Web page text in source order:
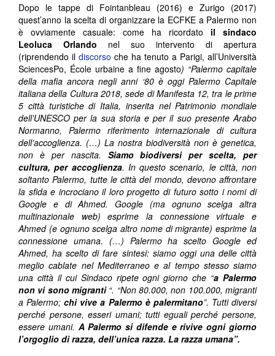
Dopo le tappe di Fointanbleau (2016) e Zurigo (2017)
quest’anno la scelta di organizzare la ECFKE a Palermo non
è ovviamente casuale: come ha ricordato il sindaco
Leoluca Orlando nel suo intervento di apertura
(riprendendo il discorso che ha tenuto a Parigi, all’Università
SciencesPo, École urbaine a fine agosto) “Palermo capitale
della mafia ancora negli anni ‘80 è oggi Palermo Capitale
italiana della Cultura 2018, sede di Manifesta 12, tra le prime
5 città turistiche di Italia, inserita nel Patrimonio mondiale
dell’UNESCO per la sua storia e per il suo presente Arabo
Normanno, Palermo riferimento internazionale di cultura
dell’accoglienza. (…) La nostra biodiversità non è genetica,
non è per nascita. Siamo biodiversi per scelta, per
cultura, per accoglienza. In questo scenario, le città, non
soltanto Palermo, tutte le città del mondo, devono affrontare
la sfida e incrociano il loro progetto di futuro sotto i nomi di
Google e di Ahmed. Google (ma ognuno scelga altra
multinazionale web) esprime la connessione virtuale e
Ahmed (e ognuno scelga altro nome di migrante) esprime la
connessione umana. (…) Palermo ha scelto Google ed
Ahmed, ha scelto di fare sintesi: siamo oggi una delle città
meglio cablate nel Mediterraneo e al tempo stesso siamo
una città il cui Sindaco ripete ogni giorno che “a Palermo
non vi sono migranti“. “Non 80.000, non 100.000, migranti
a Palermo;chi vive a Palermo è palermitano”. Tutti diversi
perché persone, esseri umani; tutti eguali perché persone,
essere umani. A Palermo si difende e rivive ogni giorno
l’orgoglio di razza, dell’unica razza. La razza umana”.